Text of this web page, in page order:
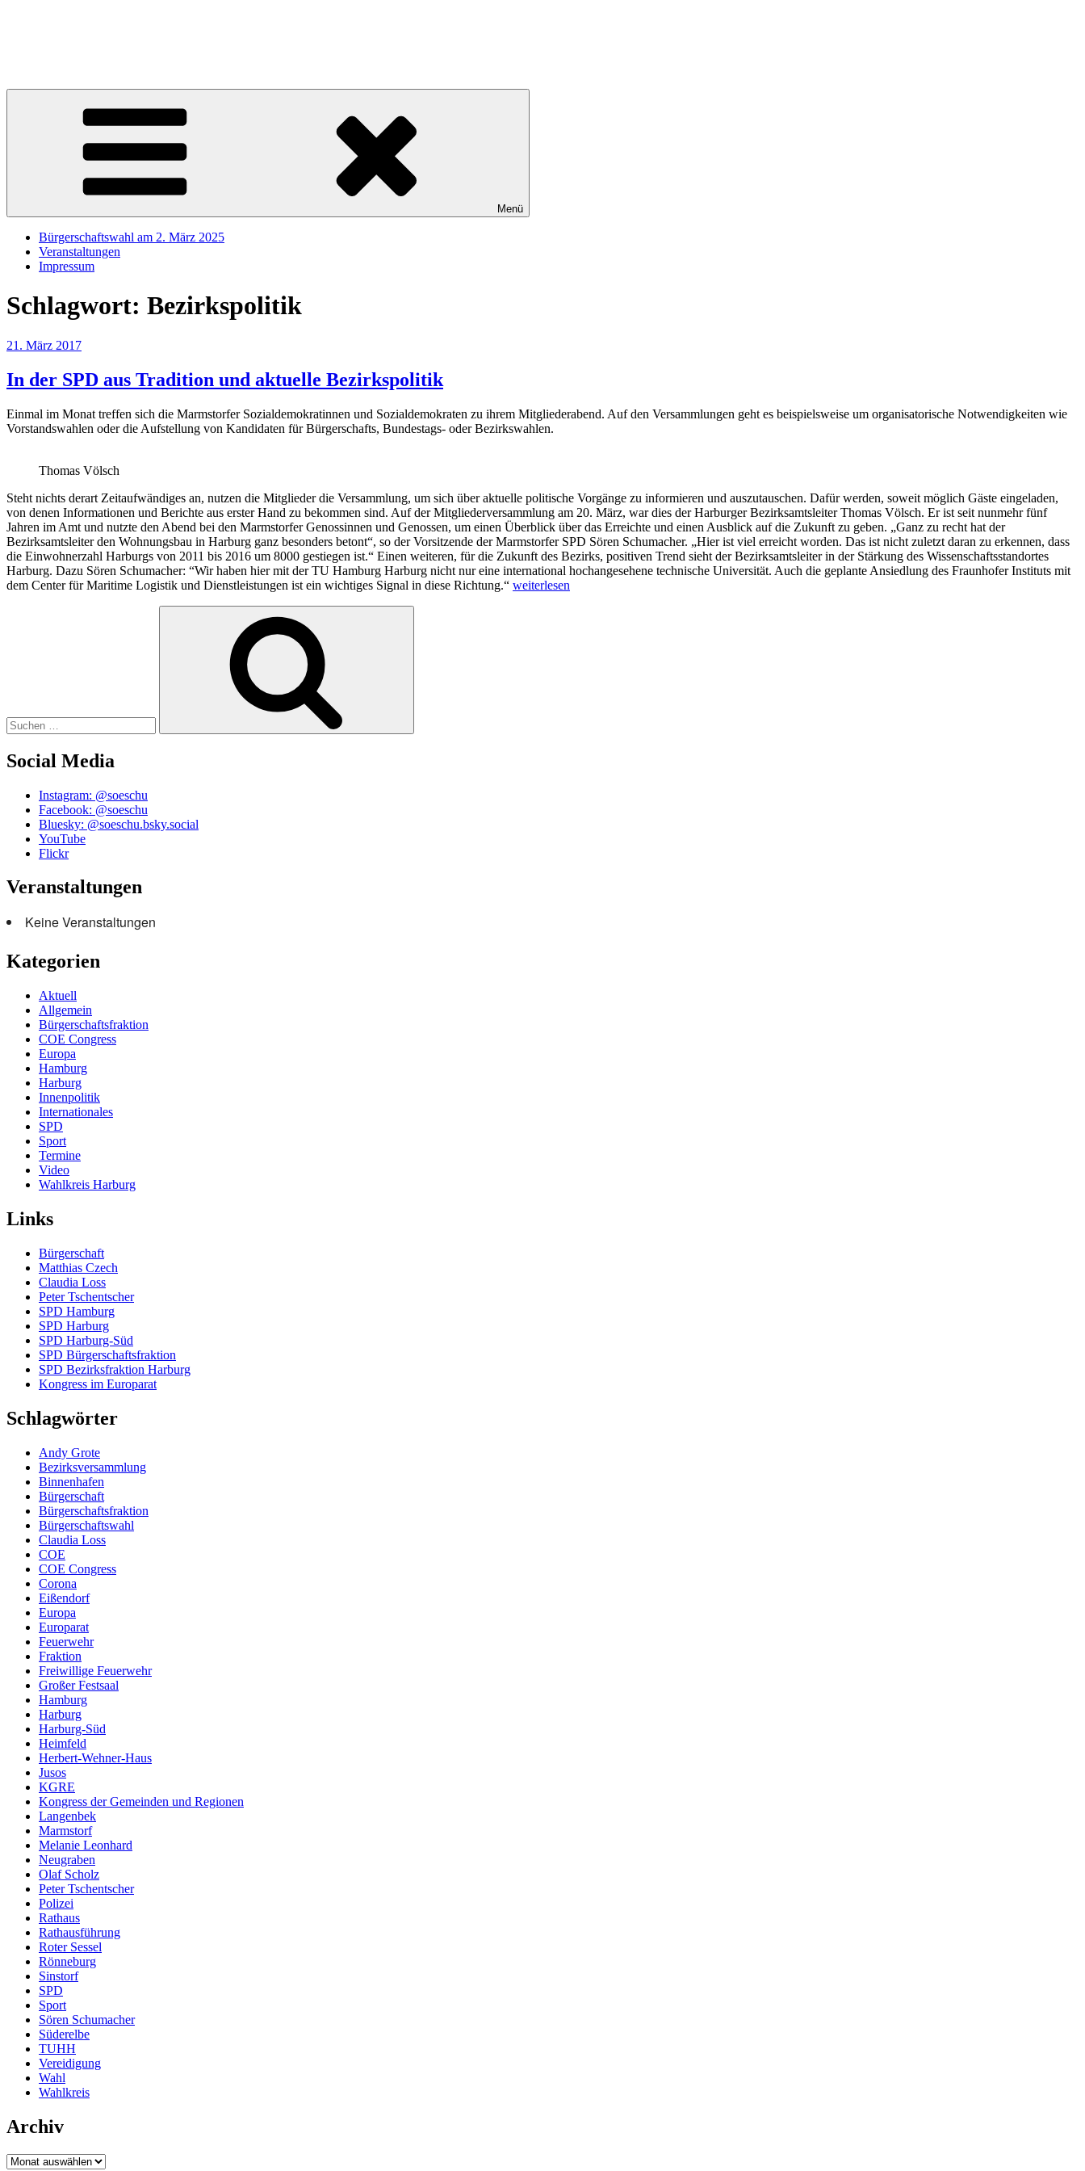
Menü
Bürgerschaftswahl am 2. März 2025
Veranstaltungen
Impressum
Schlagwort: Bezirkspolitik
Veröffentlicht
21. März 2017
In der SPD aus Tradition und aktuelle Bezirkspolitik
Einmal im Monat treffen sich die Marmstorfer Sozialdemokratinnen und Sozialdemokraten zu ihrem Mitgliederabend. Auf den Versammlungen geht es beispielsweise um organisatorische Notwendigkeiten wie
Vorstandswahlen oder die Aufstellung von Kandidaten für Bürgerschafts, Bundestags- oder Bezirkswahlen.
Thomas Völsch
Steht nichts derart Zeitaufwändiges an, nutzen die Mitglieder die Versammlung, um sich über aktuelle politische Vorgänge zu informieren und auszutauschen. Dafür werden, soweit möglich Gäste eingeladen,
von denen Informationen und Berichte aus erster Hand zu bekommen sind. Auf der Mitgliederversammlung am 20. März, war dies der Harburger Bezirksamtsleiter Thomas Völsch. Er ist seit nunmehr fünf
Jahren im Amt und nutzte den Abend bei den Marmstorfer Genossinnen und Genossen, um einen Überblick über das Erreichte und einen Ausblick auf die Zukunft zu geben. „Ganz zu recht hat der
Bezirksamtsleiter den Wohnungsbau in Harburg ganz besonders betont“, so der Vorsitzende der Marmstorfer SPD Sören Schumacher. „Hier ist viel erreicht worden. Das ist nicht zuletzt daran zu erkennen, dass
die Einwohnerzahl Harburgs von 2011 bis 2016 um 8000 gestiegen ist.“ Einen weiteren, für die Zukunft des Bezirks, positiven Trend sieht der Bezirksamtsleiter in der Stärkung des Wissenschaftsstandortes
Harburg. Dazu Sören Schumacher: “Wir haben hier mit der TU Hamburg Harburg nicht nur eine international hochangesehene technische Universität. Auch die geplante Ansiedlung des Fraunhofer Instituts mit
dem Center für Maritime Logistik und Dienstleistungen ist ein wichtiges Signal in diese Richtung.“ „In
weiterlesen
Social Media
Instagram: @soeschu
Facebook: @soeschu
Bluesky: @soeschu.bsky.social
YouTube
Flickr
Veranstaltungen
Keine Veranstaltungen
Kategorien
Aktuell
Allgemein
Bürgerschaftsfraktion
COE Congress
Europa
Hamburg
Harburg
Innenpolitik
Internationales
SPD
Sport
Termine
Video
Wahlkreis Harburg
Links
Bürgerschaft
Matthias Czech
Claudia Loss
Peter Tschentscher
SPD Hamburg
SPD Harburg
SPD Harburg-Süd
SPD Bürgerschaftsfraktion
SPD Bezirksfraktion Harburg
Kongress im Europarat
Schlagwörter
Andy Grote
Bezirksversammlung
Binnenhafen
Bürgerschaft
Bürgerschaftsfraktion
Bürgerschaftswahl
Claudia Loss
COE
COE Congress
Corona
Eißendorf
Europa
Europarat
Feuerwehr
Fraktion
Freiwillige Feuerwehr
Großer Festsaal
Hamburg
Harburg
Harburg-Süd
Heimfeld
Herbert-Wehner-Haus
Jusos
KGRE
Kongress der Gemeinden und Regionen
Langenbek
Marmstorf
Melanie Leonhard
Neugraben
Olaf Scholz
Peter Tschentscher
Polizei
Rathaus
Rathausführung
Roter Sessel
Rönneburg
Sinstorf
SPD
Sport
Sören Schumacher
Süderelbe
TUHH
Vereidigung
Wahl
Wahlkreis
Archiv
Archiv